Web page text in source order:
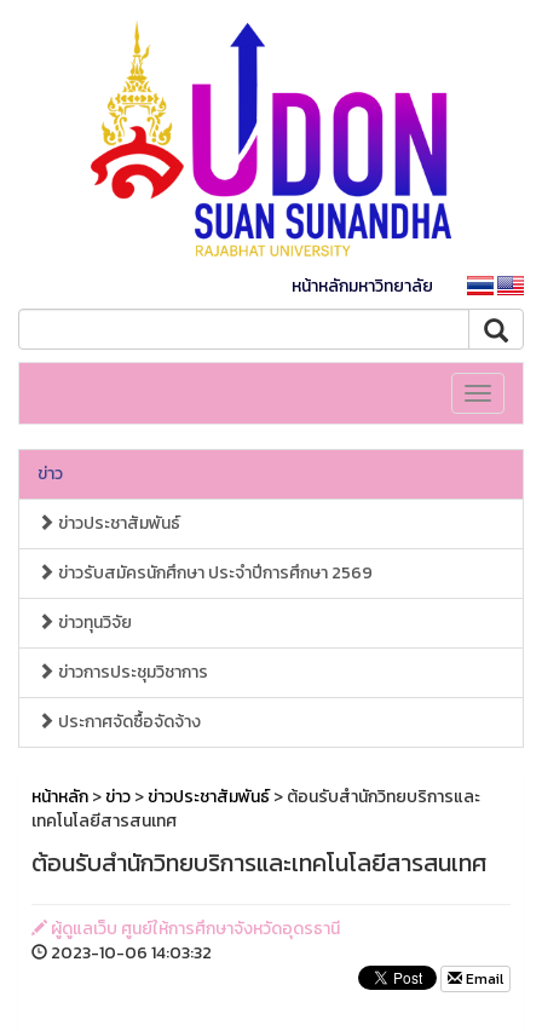
หน้าหลักมหาวิทยาลัย
Toggle
ข่าว
ข่าวประชาสัมพันธ์
ข่าวรับสมัครนักศึกษา ประจำปีการศึกษา 2569
ข่าวทุนวิจัย
ข่าวการประชุมวิชาการ
ประกาศจัดซื้อจัดจ้าง
หน้าหลัก>ข่าว>ข่าวประชาสัมพันธ์> ต้อนรับสำนักวิทยบริการและ
เทคโนโลยีสารสนเทศ
ต้อนรับสำนักวิทยบริการและเทคโนโลยีสารสนเทศ
ผู้ดูแลเว็บ ศูนย์ให้การศึกษาจังหวัดอุดรธานี
2023-10-06 14:03:32
Email